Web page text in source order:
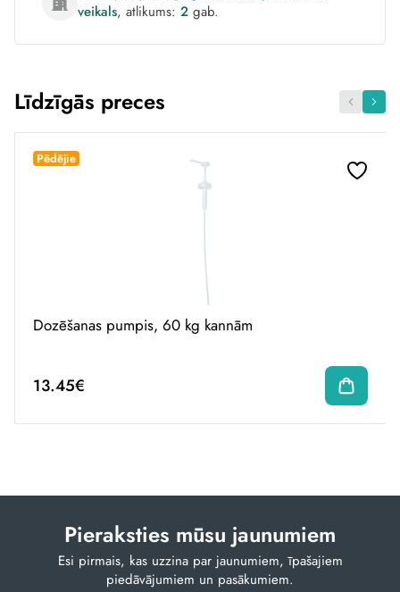
veikals, atlikums: 2gab.
Līdzīgās preces
Pēdējie
Dozēšanas pumpis, 60 kg kannām
13.45€
Pieraksties mūsu jaunumiem
Esi pirmais, kas uzzina par jaunumiem, īpašajiem
piedāvājumiem un pasākumiem.